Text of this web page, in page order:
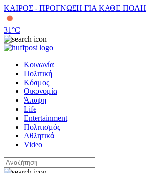
ΚΑΙΡΟΣ - ΠΡΟΓΝΩΣΗ ΓΙΑ ΚΑΘΕ ΠΟΛΗ
31°C
Κοινωνία
Πολιτική
Κόσμος
Οικονομία
Άποψη
Life
Entertainment
Πολιτισμός
Αθλητικά
Video